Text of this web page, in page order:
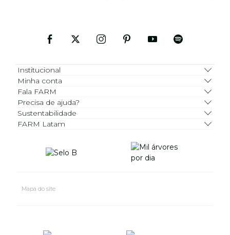
Institucional
Minha conta
Fala FARM
Precisa de ajuda?
Sustentabilidade
FARM Latam
Mapa do site